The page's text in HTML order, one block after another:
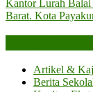
Kantor Lurah
Barat. Kota
Artikel &
Berita